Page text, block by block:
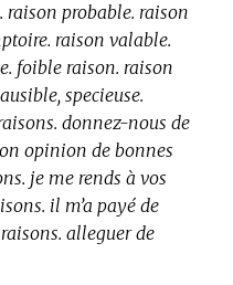
raison probable. raison
raison valable.
foible raison. raison
specieuse.
donnez-nous de
opinion de bonnes
je me rends à vos
il m’a payé de
alleguer de